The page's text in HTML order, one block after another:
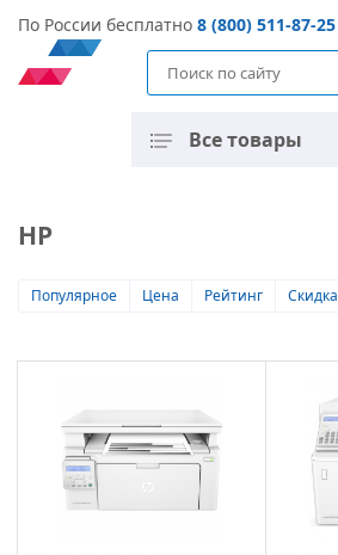
По России бесплатно 8 (800) 511-87-25
Все товары
HP
Популярное Цена Рейтинг Скидка